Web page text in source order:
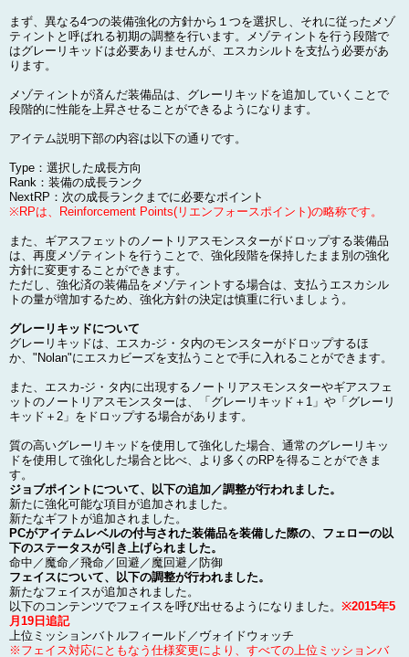
まず、異なる4つの装備強化の方針から１つを選択し、それに従ったメゾ
ティントと呼ばれる初期の調整を行います。メゾティントを行う段階で
はグレーリキッドは必要ありませんが、エスカシルトを支払う必要があ
ります。
メゾティントが済んだ装備品は、グレーリキッドを追加していくことで
段階的に性能を上昇させることができるようになります。
アイテム説明下部の内容は以下の通りです。
Type：選択した成長方向
Rank：装備の成長ランク
NextRP：次の成長ランクまでに必要なポイント
※RPは、Reinforcement Points(リエンフォースポイント)の略称です。
また、ギアスフェットのノートリアスモンスターがドロップする装備品
は、再度メゾティントを行うことで、強化段階を保持したまま別の強化
方針に変更することができます。
ただし、強化済の装備品をメゾティントする場合は、支払うエスカシル
トの量が増加するため、強化方針の決定は慎重に行いましょう。
グレーリキッドについて
グレーリキッドは、エスカ-ジ・タ内のモンスターがドロップするほ
か、"Nolan"にエスカビーズを支払うことで手に入れることができます。
また、エスカ-ジ・タ内に出現するノートリアスモンスターやギアスフェ
ットのノートリアスモンスターは、「グレーリキッド＋1」や「グレーリ
キッド＋2」をドロップする場合があります。
質の高いグレーリキッドを使用して強化した場合、通常のグレーリキッ
ドを使用して強化した場合と比べ、より多くのRPを得ることができま
す。
ジョブポイントについて、以下の追加／調整が行われました。
新たに強化可能な項目が追加されました。
新たなギフトが追加されました。
PCがアイテムレベルの付与された装備品を装備した際の、フェローの以
下のステータスが引き上げられました。
命中／魔命／飛命／回避／魔回避／防御
フェイスについて、以下の調整が行われました。
新たなフェイスが追加されました。
以下のコンテンツでフェイスを呼び出せるようになりました。 ※2015年5
月19日追記
上位ミッションバトルフィールド／ヴォイドウォッチ
※フェイス対応にともなう仕様変更により、すべての上位ミッションバ